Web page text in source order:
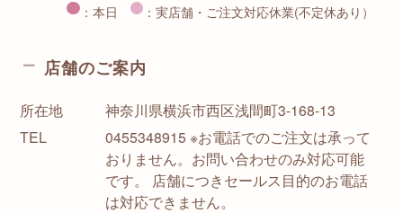
：本日 ：実店舗・ご注文対応休業(不定休あり）
店舗のご案内
所在地
神奈川県横浜市西区浅間町3-168-13
TEL
0455348915 ※お電話でのご注文は承って
おりません。お問い合わせのみ対応可能
です。 店舗につきセールス目的のお電話
は対応できません。